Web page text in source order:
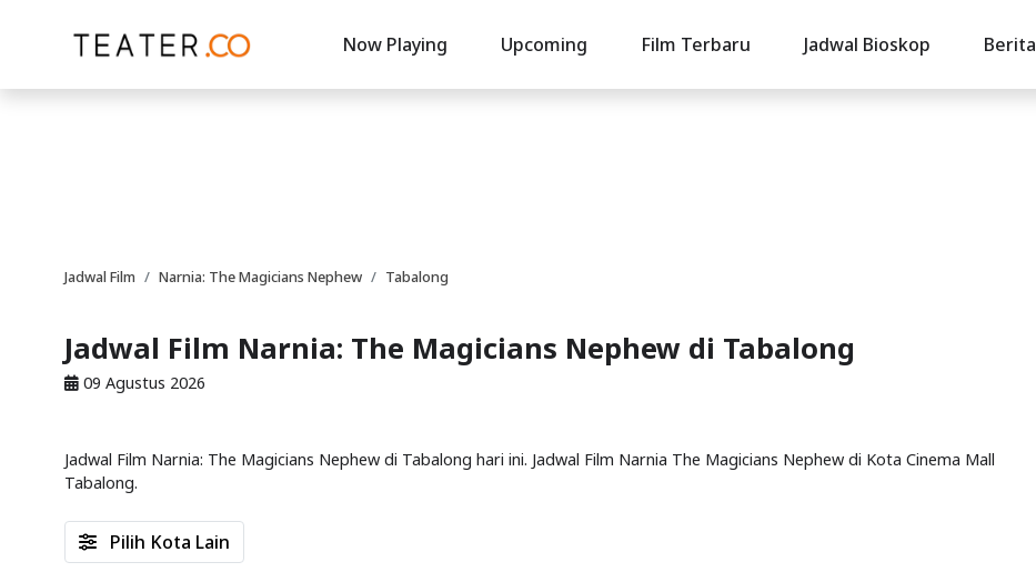
Now Playing Upcoming Film Terbaru Jadwal Bioskop Berita
Jadwal Film Narnia: The Magicians Nephew Tabalong
Jadwal Film Narnia: The Magicians Nephew di Tabalong
09 Agustus 2026
Jadwal Film Narnia: The Magicians Nephew di Tabalong hari ini. Jadwal Film Narnia The Magicians Nephew di Kota Cinema Mall
Tabalong.
Pilih Kota Lain